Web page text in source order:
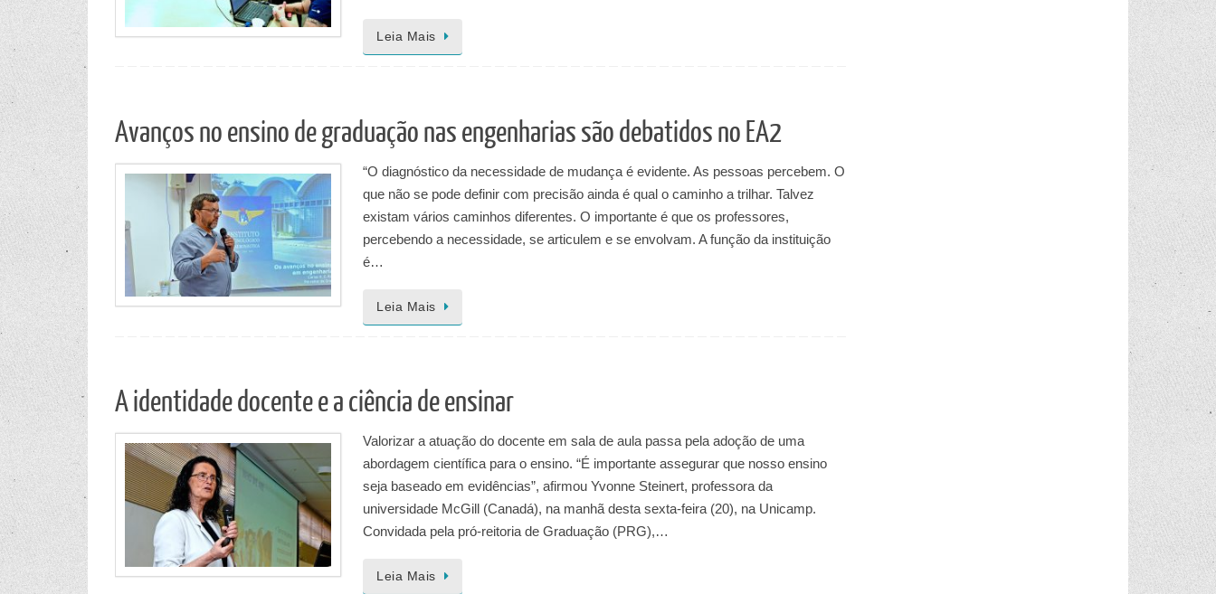
Leia Mais
Avanços no ensino de graduação nas engenharias são debatidos no EA2
“O diagnóstico da necessidade de mudança é evidente. As pessoas percebem. O
que não se pode definir com precisão ainda é qual o caminho a trilhar. Talvez
existam vários caminhos diferentes. O importante é que os professores,
percebendo a necessidade, se articulem e se envolvam. A função da instituição
é…
Leia Mais
A identidade docente e a ciência de ensinar
Valorizar a atuação do docente em sala de aula passa pela adoção de uma
abordagem científica para o ensino. “É importante assegurar que nosso ensino
seja baseado em evidências”, afirmou Yvonne Steinert, professora da
universidade McGill (Canadá), na manhã desta sexta-feira (20), na Unicamp.
Convidada pela pró-reitoria de Graduação (PRG),…
Leia Mais